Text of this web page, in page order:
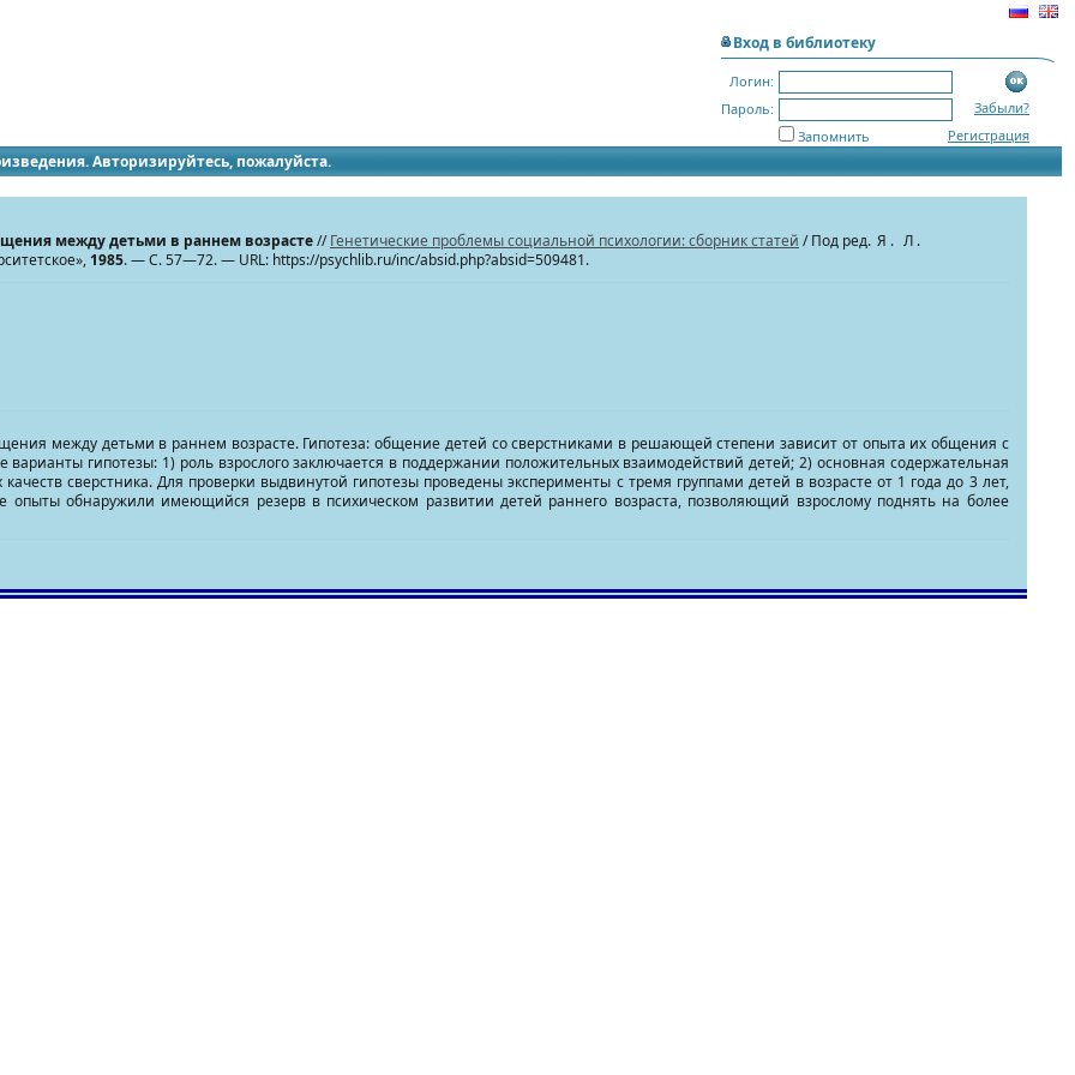
Вход в библиотеку
Логин:
Пароль:
Забыли?
Регистрация
Запомнить
Авторизируйтесь, пожалуйста.
между детьми в раннем возрасте//Генетические проблемы социальной психологии: сборник статей / Под ред. Я. Л.
1985. — С. 57—72. — URL: https://psychlib.ru/inc/absid.php?absid=509481.
между детьми в раннем возрасте. Гипотеза: общение детей со сверстниками в решающей степени зависит от опыта их общения с
гипотезы: 1) роль взрослого заключается в поддержании положительных взаимодействий детей; 2) основная содержательная
сверстника. Для проверки выдвинутой гипотезы проведены эксперименты с тремя группами детей в возрасте от 1 года до 3 лет,
обнаружили имеющийся резерв в психическом развитии детей раннего возраста, позволяющий взрослому поднять на более